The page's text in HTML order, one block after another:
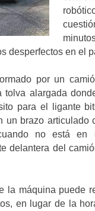
desperfectos en el
por un
tolva alargada
para el ligante
un brazo articulado
no está en
delantera del
la máquina puede
en lugar de la